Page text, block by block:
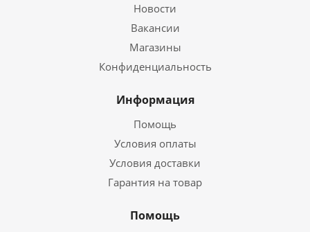
Новости
Вакансии
Магазины
Конфиденциальность
Информация
Помощь
Условия оплаты
Условия доставки
Гарантия на товар
Помощь